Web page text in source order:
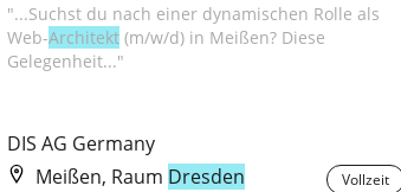
"...Suchst du nach einer dynamischen Rolle als
Web-Architekt (m/w/d) in Meißen? Diese
Gelegenheit..."
DIS AG Germany
Meißen, Raum Dresden Vollzeit